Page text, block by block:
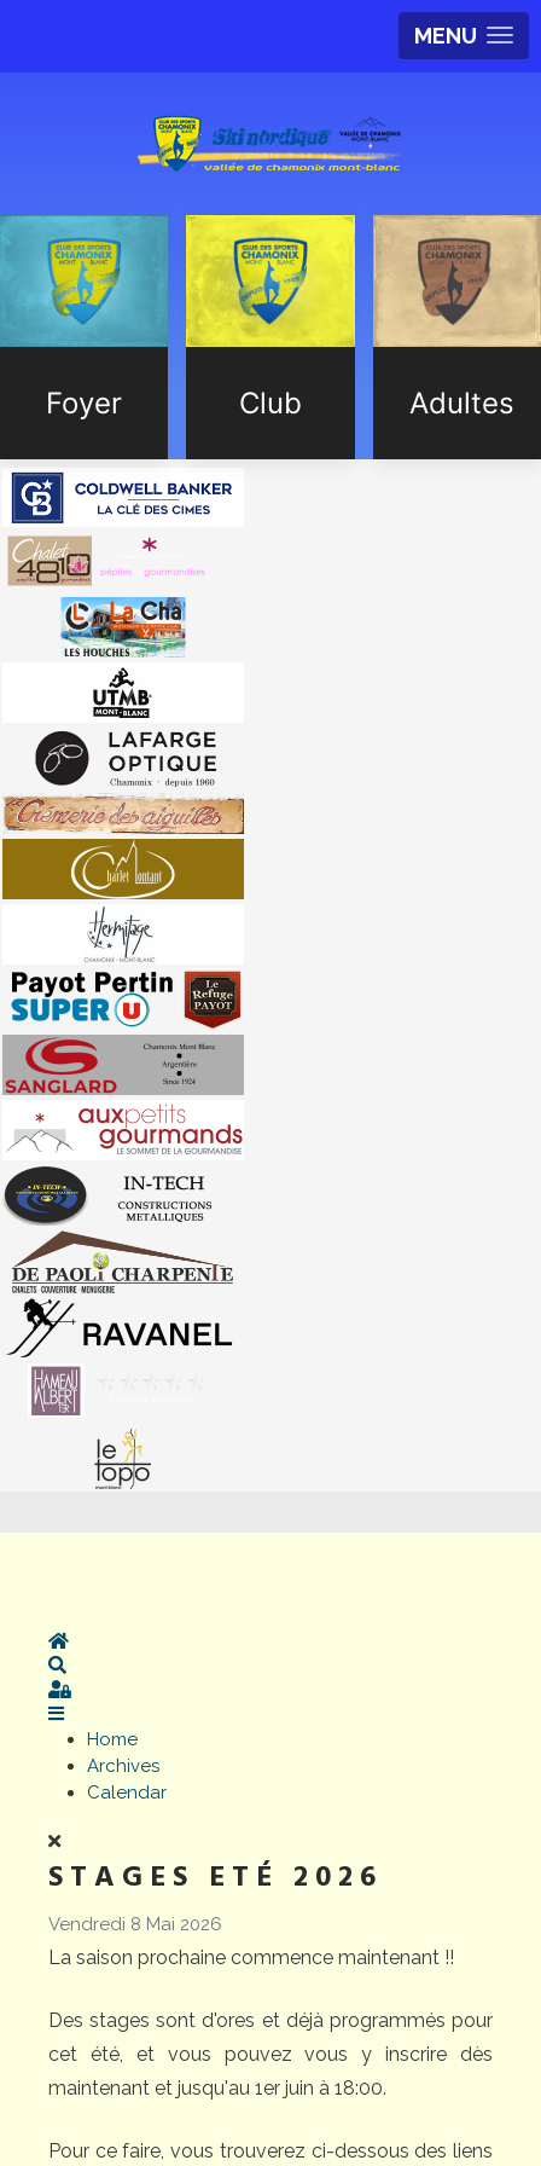
MENU
Foyer Club Adultes
Home
Sign In
Home
Archives
Calendar
STAGES ETÉ 2026
Vendredi 8 Mai 2026
La saison prochaine commence maintenant !!
Des stages sont d'ores et déjà programmés pour
cet été, et vous pouvez vous y inscrire dès
maintenant et jusqu'au 1er juin à 18:00.
Pour ce faire, vous trouverez ci-dessous des liens